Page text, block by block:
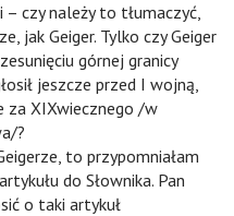
czy należy to tłumaczyć,
jak Geiger. Tylko czy Geiger
górnej granicy
jeszcze przed I wojną,
za XIXwiecznego /w
?
to przypomniałam
do Słownika. Pan
o taki artykuł